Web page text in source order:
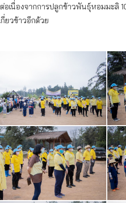
อเนื่องจากการปลูกข้าวพันธุ์หอมมะ
ยวข้าวอีกด้วย